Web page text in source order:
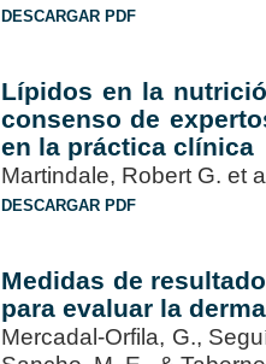
DESCARGAR PDF
Lípidos en la
consenso de
en la práctica clínica
Martindale, Robert G.
DESCARGAR PDF
Medidas de
para evaluar la
Mercadal-Orfila, G.,